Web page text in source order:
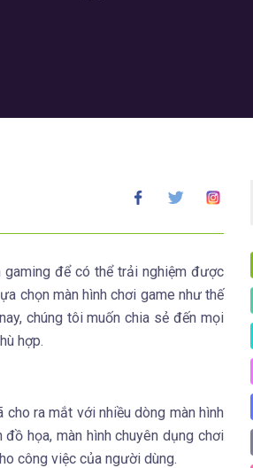
gaming để có thể trải nghiệm được
chọn màn hình chơi game như thế
chúng tôi muốn chia sẻ đến mọi
hợp.
ra mắt với nhiều dòng màn hình
họa, màn hình chuyên dụng chơi
công việc của người dùng.